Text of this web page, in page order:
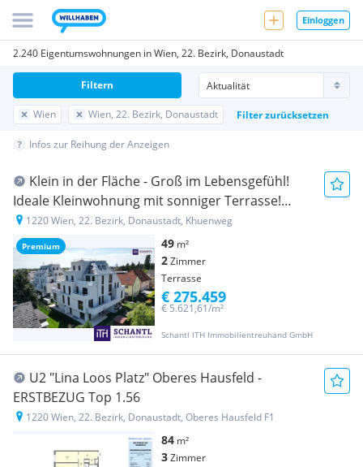
Einloggen
2.240 Eigentumswohnungen in Wien, 22. Bezirk, Donaustadt
Wien Wien, 22. Bezirk, Donaustadt Filter zurücksetzen
Filtern
Infos zur Reihung der Anzeigen
Premium
Klein in der Fläche - Groß im Lebensgefühl!
Ideale Kleinwohnung mit sonniger Terrasse!
TOP-Neubauprojekt im Grünen + Klimaaktiv
Bronze + Wärmepumpe und Solaranlage +
Garage + Beste Vermietbarkeit!
1220 Wien, 22. Bezirk, Donaustadt, Khuenweg
49 m²
2Zimmer
Terrasse
Schantl ITH Immobilientreuhand GmbH
€ 5.621,61/m²
€ 275.459
U2 "Lina Loos Platz" Oberes Hausfeld -
ERSTBEZUG Top 1.56
1220 Wien, 22. Bezirk, Donaustadt, Oberes Hausfeld F1
84 m²
3Zimmer